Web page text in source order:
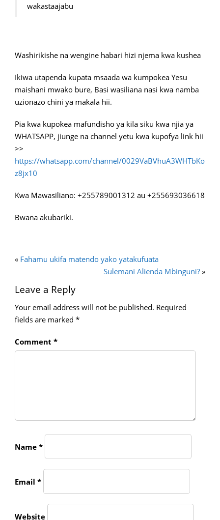
wakastaajabu
Washirikishe na wengine habari hizi njema kwa kushea
Ikiwa utapenda kupata msaada wa kumpokea Yesu
maishani mwako bure, Basi wasiliana nasi kwa namba
uzionazo chini ya makala hii.
Pia kwa kupokea mafundisho ya kila siku kwa njia ya
WHATSAPP, jiunge na channel yetu kwa kupofya link hii
>>
https://whatsapp.com/channel/0029VaBVhuA3WHTbKo
z8jx10
Kwa Mawasiliano: +255789001312 au +255693036618
Bwana akubariki.
« Fahamu ukifa matendo yako yatakufuata
Sulemani Alienda Mbinguni? »
Leave a Reply
Your email address will not be published. Required
fields are marked *
Comment *
Name *
Email *
Website